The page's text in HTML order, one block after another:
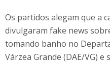
Os partidos alegam que a
divulgaram fake news
tomando banho no
Várzea Grande (DAE/VG)